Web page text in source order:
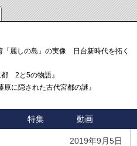
「麗しの島」の実像 日台新時代を拓く「3
2と5の物語』
に隠された古代宮都の謎』
特集 動画
2019年9月5日